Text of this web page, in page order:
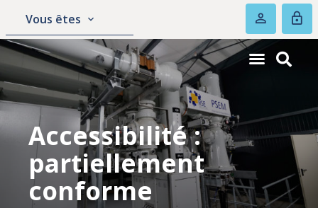
Vous êtes
Accessibilité :
partiellement
conforme